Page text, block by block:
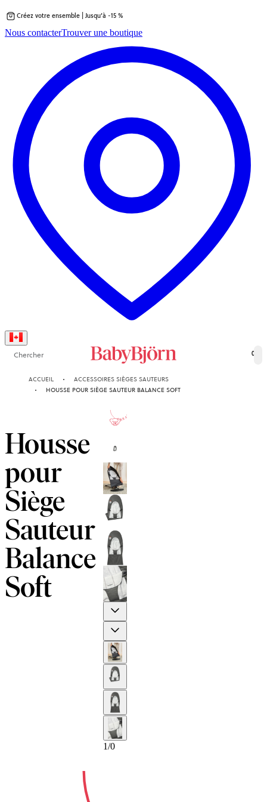
au
Créez votre ensemble | Jusqu’à -15 %
Nous contacterTrouver une boutique
Chercher 0
ACCUEIL
ACCESSOIRES SIÈGES SAUTEURS
HOUSSE POUR SIÈGE SAUTEUR BALANCE SOFT
Housse
pour
Siège
Sauteur
Balance
Soft
GARANTIE
1/0
10-AN